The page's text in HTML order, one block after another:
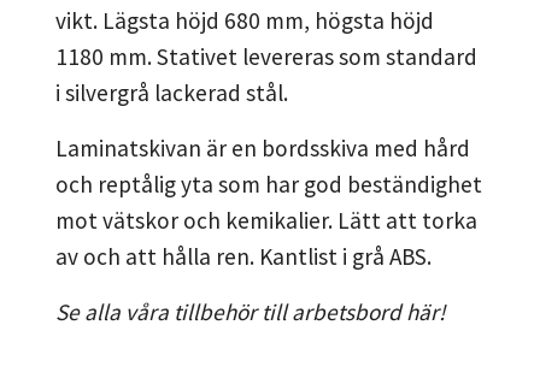
vikt. Lägsta höjd 680 mm, högsta höjd
1180 mm. Stativet levereras som standard
i silvergrå lackerad stål.
Laminatskivan är en bordsskiva med hård
och reptålig yta som har god beständighet
mot vätskor och kemikalier. Lätt att torka
av och att hålla ren. Kantlist i grå ABS.
Se alla våra tillbehör till arbetsbord här!